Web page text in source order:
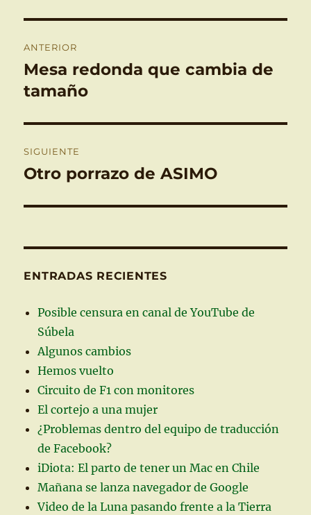
de
entradas
ANTERIOR
Entrada
anterior:
Mesa redonda que cambia de
tamaño
SIGUIENTE
Entrada
Otro porrazo de ASIMO
ENTRADAS RECIENTES
Posible censura en canal de YouTube de
Súbela
Algunos cambios
Hemos vuelto
Circuito de F1 con monitores
El cortejo a una mujer
¿Problemas dentro del equipo de traducción
de Facebook?
iDiota: El parto de tener un Mac en Chile
Mañana se lanza navegador de Google
Video de la Luna pasando frente a la Tierra